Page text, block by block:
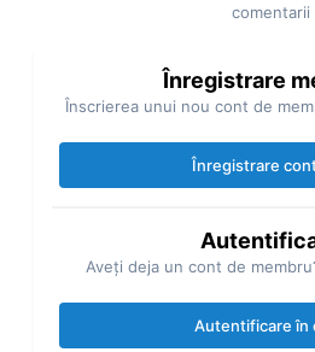
comentarii
Înregistrare
Înscrierea unui nou cont de
Înregistrare
Aveţi deja un cont de
Autentificare în